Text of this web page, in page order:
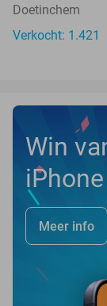
Doetinchem
Verkocht: 1.421
Win
Meer info